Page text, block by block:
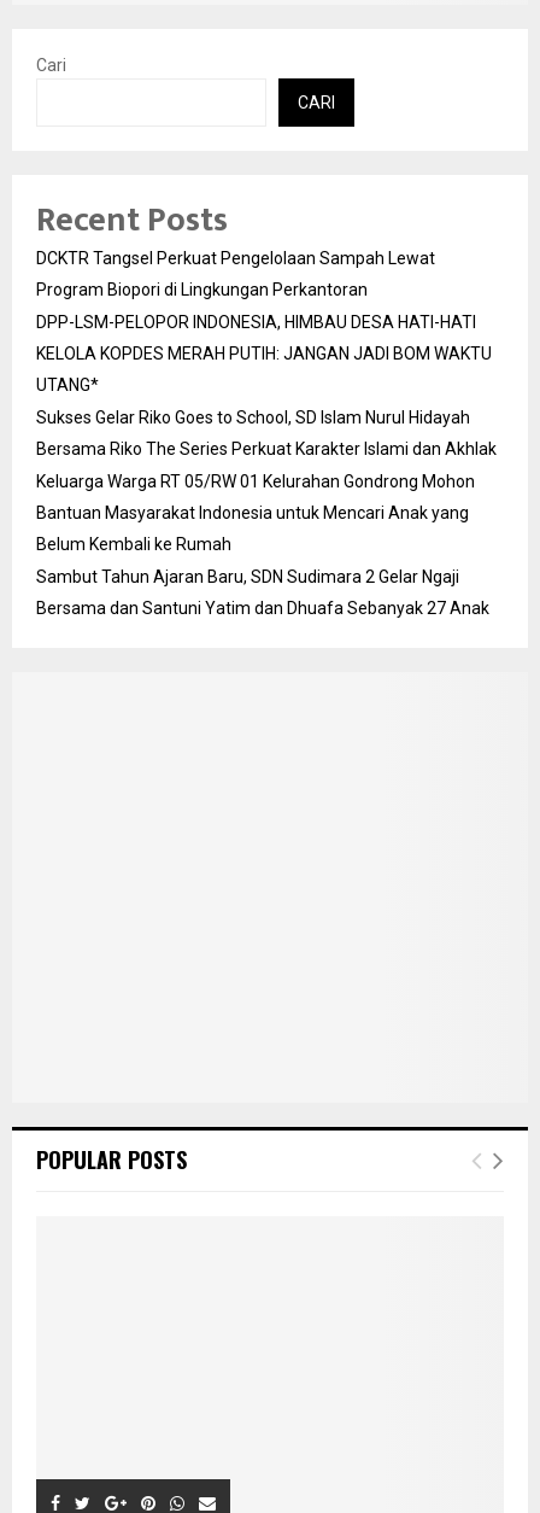
Cari
CARI
Recent Posts
DCKTR Tangsel Perkuat Pengelolaan Sampah Lewat
Program Biopori di Lingkungan Perkantoran
DPP-LSM-PELOPOR INDONESIA, HIMBAU DESA HATI-HATI
KELOLA KOPDES MERAH PUTIH: JANGAN JADI BOM WAKTU
UTANG*
Sukses Gelar Riko Goes to School, SD Islam Nurul Hidayah
Bersama Riko The Series Perkuat Karakter Islami dan Akhlak
Keluarga Warga RT 05/RW 01 Kelurahan Gondrong Mohon
Bantuan Masyarakat Indonesia untuk Mencari Anak yang
Belum Kembali ke Rumah
Sambut Tahun Ajaran Baru, SDN Sudimara 2 Gelar Ngaji
Bersama dan Santuni Yatim dan Dhuafa Sebanyak 27 Anak
POPULAR POSTS